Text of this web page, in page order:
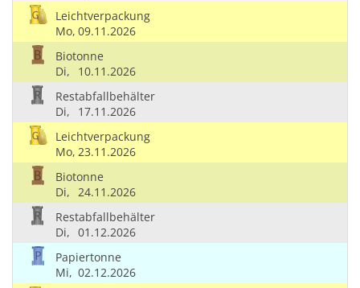
Leichtverpackung
Mo, 09.11.2026
Biotonne
Di,
10.11.2026
Restabfallbehälter
Di,
17.11.2026
Leichtverpackung
Mo, 23.11.2026
Biotonne
Di, 24.11.2026
Restabfallbehälter
Di, 01.12.2026
Papiertonne
Mi, 02.12.2026